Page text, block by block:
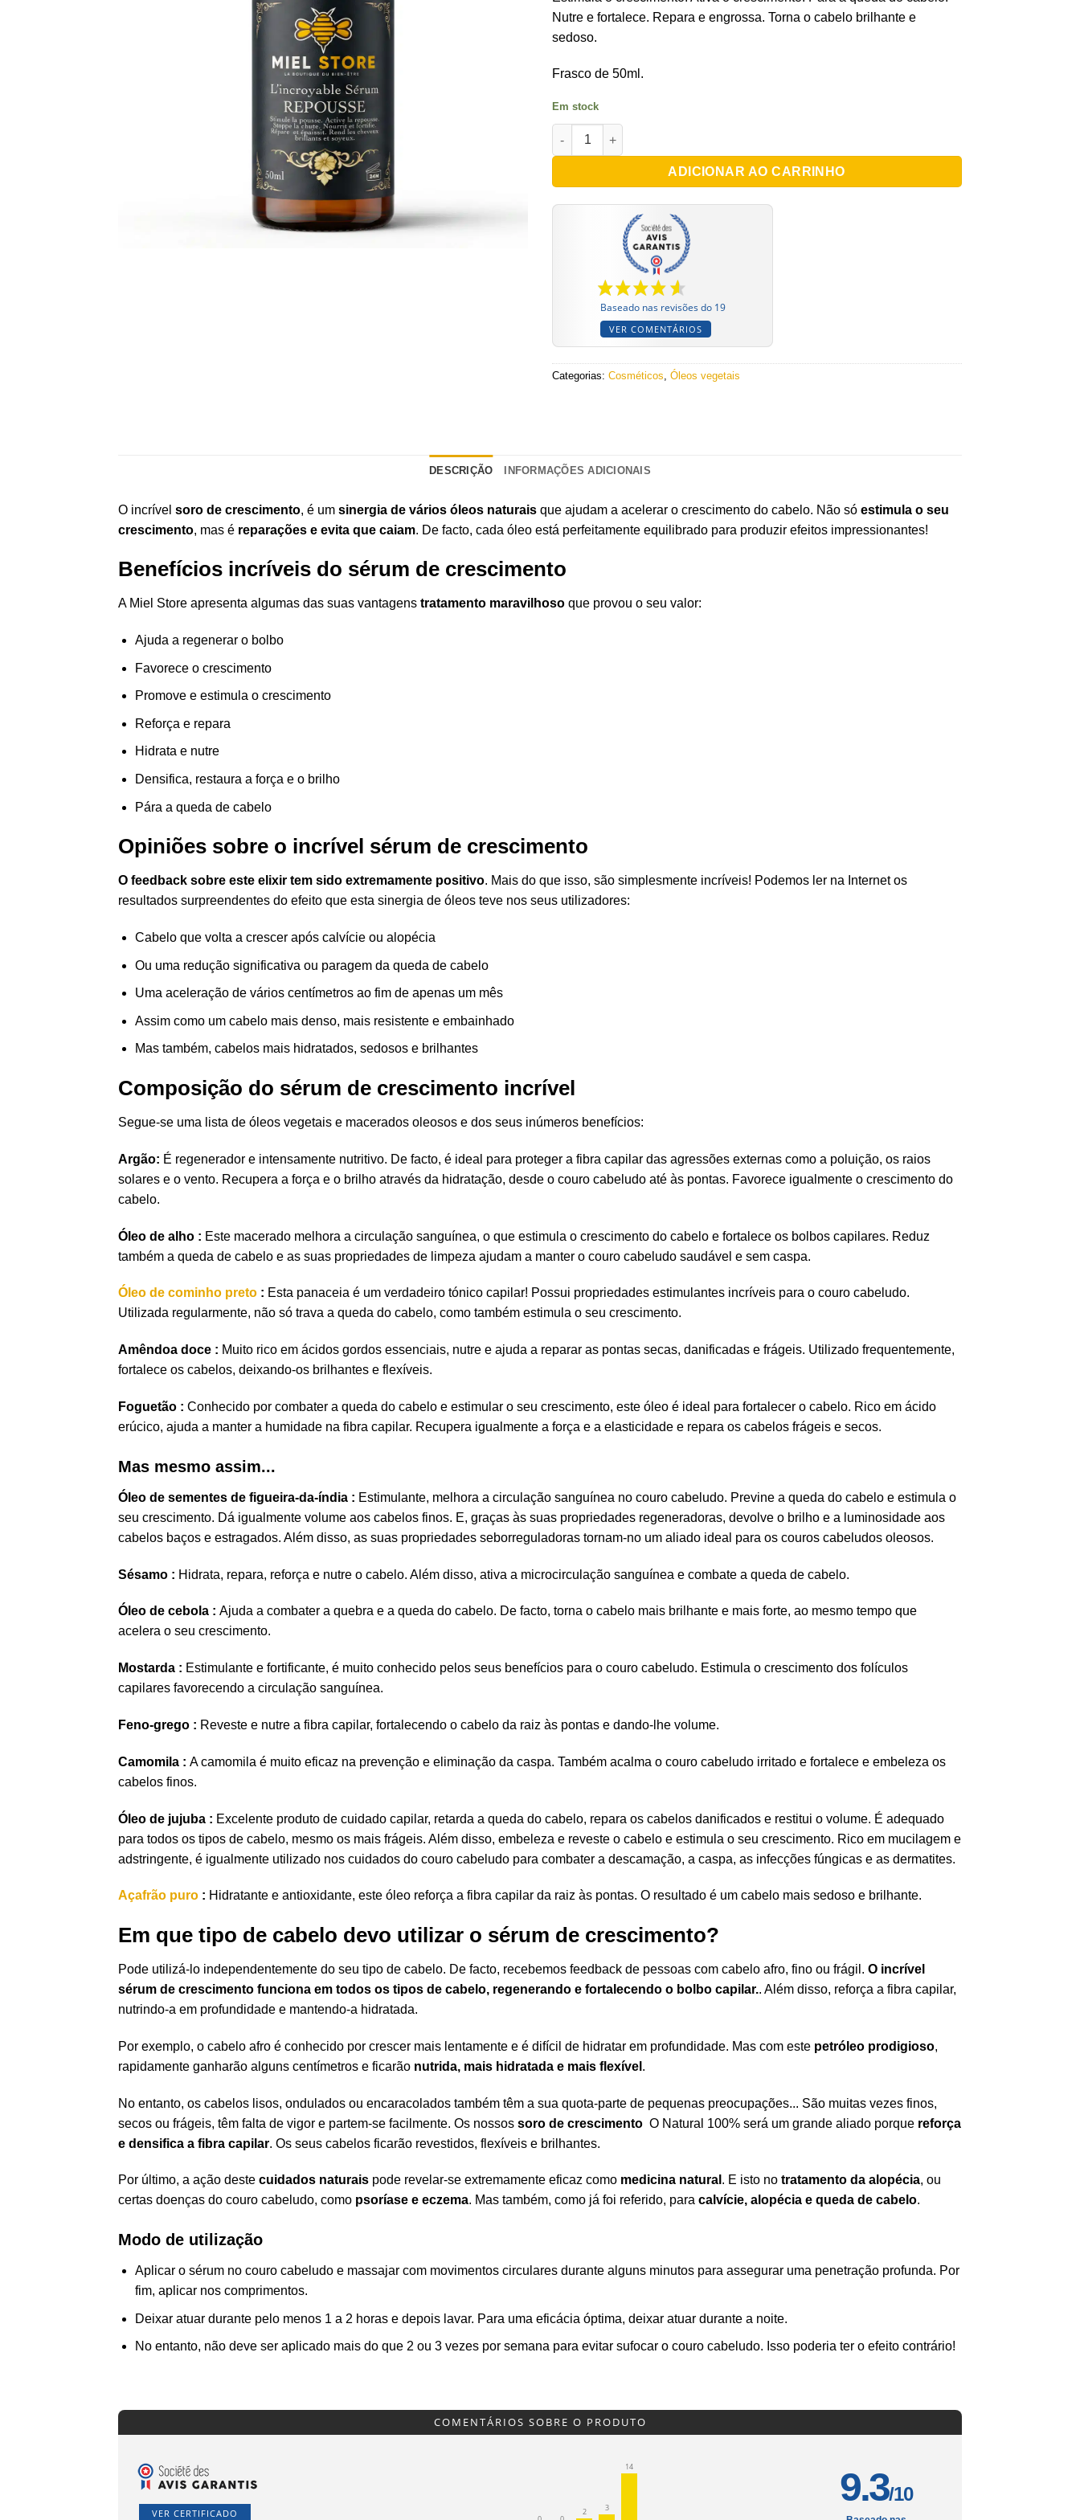
Nutre e fortalece. Repara e engrossa. Torna o cabelo brilhante e
sedoso.
Frasco de 50ml.
Em stock
Quantidade de L'Incroyable Sérum Repousse
ADICIONAR AO CARRINHO
Baseado nas revisões do 19
VER COMENTÁRIOS
Categorias: Cosméticos Óleos vegetais
DESCRIÇÃO INFORMAÇÕES ADICIONAIS
O incrível soro de crescimento, é um sinergia de vários óleos naturais que ajudam a acelerar o crescimento do cabelo. Não só estimula o seu
crescimento, mas é reparações e evita que caiam. De facto, cada óleo está perfeitamente equilibrado para produzir efeitos impressionantes!
Benefícios incríveis do sérum de crescimento
A Miel Store apresenta algumas das suas vantagens tratamento maravilhoso que provou o seu valor:
Ajuda a regenerar o bolbo
Favorece o crescimento
Promove e estimula o crescimento
Reforça e repara
Hidrata e nutre
Densifica, restaura a força e o brilho
Pára a queda de cabelo
Opiniões sobre o incrível sérum de crescimento
O feedback sobre este elixir tem sido extremamente positivo. Mais do que isso, são simplesmente incríveis! Podemos ler na Internet os
resultados surpreendentes do efeito que esta sinergia de óleos teve nos seus utilizadores:
Cabelo que volta a crescer após calvície ou alopécia
Ou uma redução significativa ou paragem da queda de cabelo
Uma aceleração de vários centímetros ao fim de apenas um mês
Assim como um cabelo mais denso, mais resistente e embainhado
Mas também, cabelos mais hidratados, sedosos e brilhantes
Composição do sérum de crescimento incrível
Segue-se uma lista de óleos vegetais e macerados oleosos e dos seus inúmeros benefícios:
Argão: É regenerador e intensamente nutritivo. De facto, é ideal para proteger a fibra capilar das agressões externas como a poluição, os raios
solares e o vento. Recupera a força e o brilho através da hidratação, desde o couro cabeludo até às pontas. Favorece igualmente o crescimento do
cabelo.
Óleo de alho : Este macerado melhora a circulação sanguínea, o que estimula o crescimento do cabelo e fortalece os bolbos capilares. Reduz
também a queda de cabelo e as suas propriedades de limpeza ajudam a manter o couro cabeludo saudável e sem caspa.
Óleo de cominho preto : Esta panaceia é um verdadeiro tónico capilar! Possui propriedades estimulantes incríveis para o couro cabeludo.
Utilizada regularmente, não só trava a queda do cabelo, como também estimula o seu crescimento.
Amêndoa doce : Muito rico em ácidos gordos essenciais, nutre e ajuda a reparar as pontas secas, danificadas e frágeis. Utilizado frequentemente,
fortalece os cabelos, deixando-os brilhantes e flexíveis.
Foguetão : Conhecido por combater a queda do cabelo e estimular o seu crescimento, este óleo é ideal para fortalecer o cabelo. Rico em ácido
erúcico, ajuda a manter a humidade na fibra capilar. Recupera igualmente a força e a elasticidade e repara os cabelos frágeis e secos.
Mas mesmo assim...
Óleo de sementes de figueira-da-índia : Estimulante, melhora a circulação sanguínea no couro cabeludo. Previne a queda do cabelo e estimula o
seu crescimento. Dá igualmente volume aos cabelos finos. E, graças às suas propriedades regeneradoras, devolve o brilho e a luminosidade aos
cabelos baços e estragados. Além disso, as suas propriedades seborreguladoras tornam-no um aliado ideal para os couros cabeludos oleosos.
Sésamo : Hidrata, repara, reforça e nutre o cabelo. Além disso, ativa a microcirculação sanguínea e combate a queda de cabelo.
Óleo de cebola : Ajuda a combater a quebra e a queda do cabelo. De facto, torna o cabelo mais brilhante e mais forte, ao mesmo tempo que
acelera o seu crescimento.
Mostarda : Estimulante e fortificante, é muito conhecido pelos seus benefícios para o couro cabeludo. Estimula o crescimento dos folículos
capilares favorecendo a circulação sanguínea.
Feno-grego : Reveste e nutre a fibra capilar, fortalecendo o cabelo da raiz às pontas e dando-lhe volume.
Camomila : A camomila é muito eficaz na prevenção e eliminação da caspa. Também acalma o couro cabeludo irritado e fortalece e embeleza os
cabelos finos.
Óleo de jujuba : Excelente produto de cuidado capilar, retarda a queda do cabelo, repara os cabelos danificados e restitui o volume. É adequado
para todos os tipos de cabelo, mesmo os mais frágeis. Além disso, embeleza e reveste o cabelo e estimula o seu crescimento. Rico em mucilagem e
adstringente, é igualmente utilizado nos cuidados do couro cabeludo para combater a descamação, a caspa, as infecções fúngicas e as dermatites.
Açafrão puro : Hidratante e antioxidante, este óleo reforça a fibra capilar da raiz às pontas. O resultado é um cabelo mais sedoso e brilhante.
Em que tipo de cabelo devo utilizar o sérum de crescimento?
Pode utilizá-lo independentemente do seu tipo de cabelo. De facto, recebemos feedback de pessoas com cabelo afro, fino ou frágil. O incrível
sérum de crescimento funciona em todos os tipos de cabelo, regenerando e fortalecendo o bolbo capilar.. Além disso, reforça a fibra capilar,
nutrindo-a em profundidade e mantendo-a hidratada.
Por exemplo, o cabelo afro é conhecido por crescer mais lentamente e é difícil de hidratar em profundidade. Mas com este petróleo prodigioso,
rapidamente ganharão alguns centímetros e ficarão nutrida, mais hidratada e mais flexível .
No entanto, os cabelos lisos, ondulados ou encaracolados também têm a sua quota-parte de pequenas preocupações... São muitas vezes finos,
secos ou frágeis, têm falta de vigor e partem-se facilmente. Os nossos soro de crescimento O Natural 100% será um grande aliado porque reforça
e densifica a fibra capilar. Os seus cabelos ficarão revestidos, flexíveis e brilhantes.
Por último, a ação deste cuidados naturais pode revelar-se extremamente eficaz como medicina natural . E isto no tratamento da alopécia, ou
certas doenças do couro cabeludo, como psoríase e eczema. Mas também, como já foi referido, para calvície, alopécia e queda de cabelo.
Modo de utilização
Aplicar o sérum no couro cabeludo e massajar com movimentos circulares durante alguns minutos para assegurar uma penetração profunda. Por
fim, aplicar nos comprimentos.
Deixar atuar durante pelo menos 1 a 2 horas e depois lavar. Para uma eficácia óptima, deixar atuar durante a noite.
No entanto, não deve ser aplicado mais do que 2 ou 3 vezes por semana para evitar sufocar o couro cabeludo. Isso poderia ter o efeito contrário!
COMENTÁRIOS SOBRE O PRODUTO
VER CERTIFICADO 2 3
14 9.3/10